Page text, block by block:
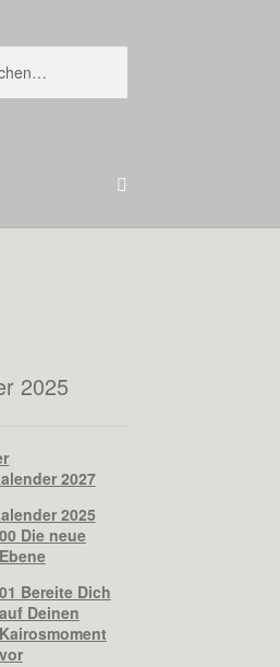
2025
2027
2025
00 Die neue
Ebene
01 Bereite Dich
auf Deinen
Kairosmoment
vor